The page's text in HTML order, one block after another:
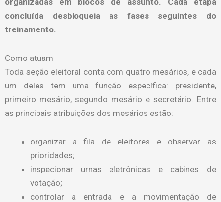
organizadas em blocos de assunto. Cada etapa
concluída desbloqueia as fases seguintes do
treinamento.
Como atuam
Toda seção eleitoral conta com quatro mesários, e cada
um deles tem uma função específica: presidente,
primeiro mesário, segundo mesário e secretário. Entre
as principais atribuições dos mesários estão:
organizar a fila de eleitores e observar as
prioridades;
inspecionar urnas eletrônicas e cabines de
votação;
controlar a entrada e a movimentação de